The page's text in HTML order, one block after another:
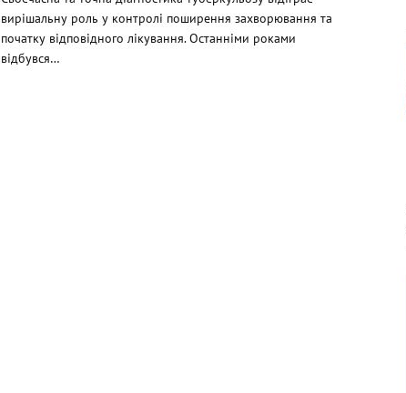
вирішальну роль у контролі поширення захворювання та
початку відповідного лікування. Останніми роками
відбувся…